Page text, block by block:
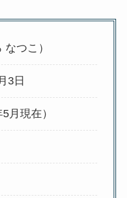
つこ）
3日
月現在）